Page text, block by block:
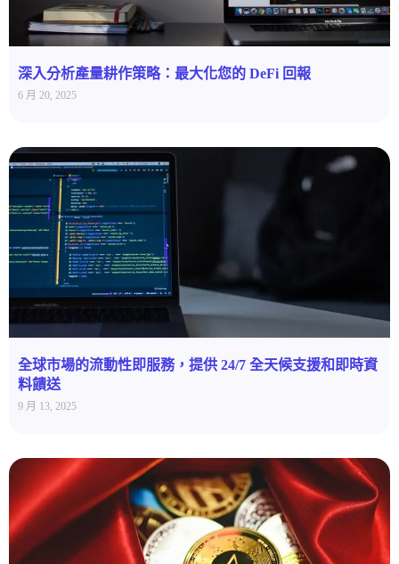
深入分析產量耕作策略：最大化您的 DeFi 回報
6 月 20, 2025
全球市場的流動性即服務，提供 24/7 全天候支援和即時資
料饋送
9 月 13, 2025